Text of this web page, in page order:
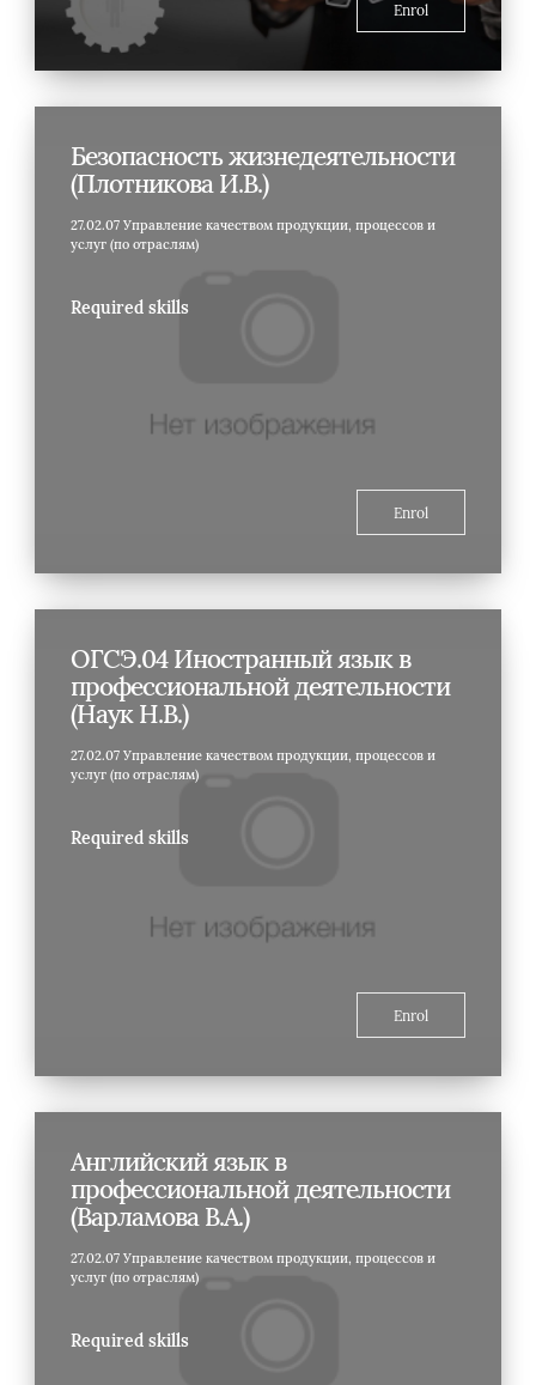
Enrol
Безопасность жизнедеятельности
(Плотникова И.В.)
27.02.07 Управление качеством продукции, процессов и
услуг (по отраслям)
Required skills
Enrol
ОГСЭ.04 Иностранный язык в
профессиональной деятельности
(Наук Н.В.)
27.02.07 Управление качеством продукции, процессов и
услуг (по отраслям)
Required skills
Enrol
Английский язык в
профессиональной деятельности
(Варламова В.А.)
27.02.07 Управление качеством продукции, процессов и
услуг (по отраслям)
Required skills